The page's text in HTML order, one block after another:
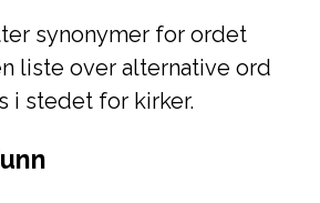
synonymer for ordet
liste over alternative ord
i stedet for kirker.